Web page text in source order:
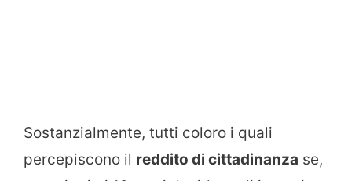
Sostanzialmente, tutti coloro i quali
percepiscono il reddito di cittadinanza se,